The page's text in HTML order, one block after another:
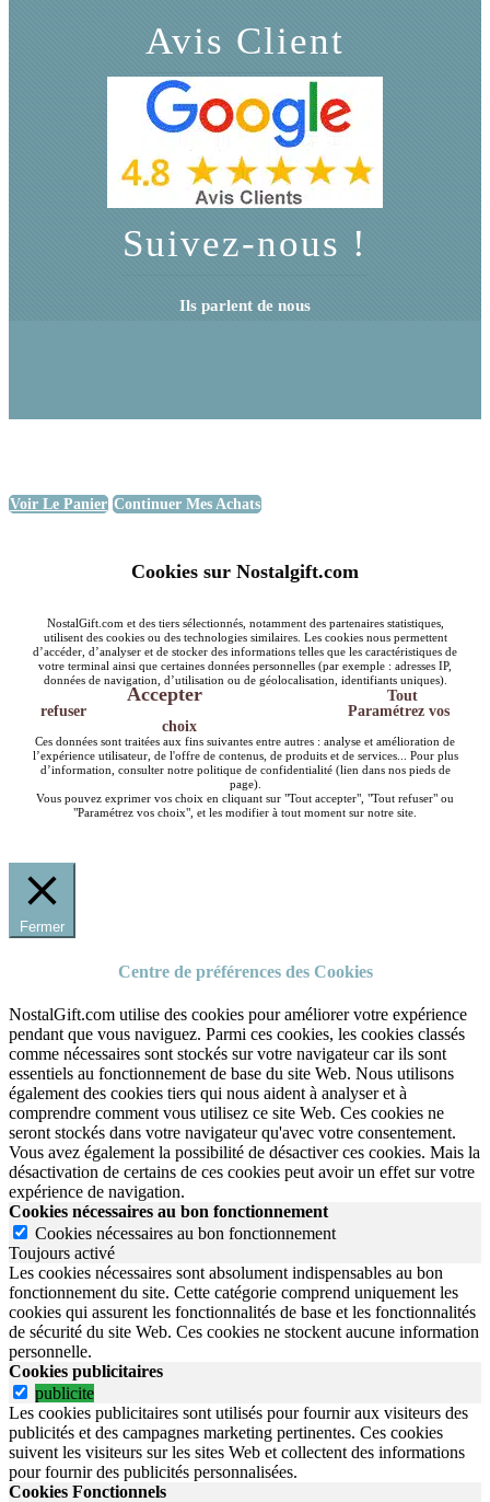
Avis Client
Suivez-nous !
Ils parlent de nous
Voir Le Panier Continuer Mes Achats
Cookies sur Nostalgift.com
NostalGift.com et des tiers sélectionnés, notamment des partenaires statistiques,
utilisent des cookies ou des technologies similaires. Les cookies nous permettent
d’accéder, d’analyser et de stocker des informations telles que les caractéristiques de
votre terminal ainsi que certaines données personnelles (par exemple : adresses IP,
données de navigation, d’utilisation ou de géolocalisation, identifiants uniques).
Accepter
Tout
refuser
Paramétrez vos
choix
Ces données sont traitées aux fins suivantes entre autres : analyse et amélioration de
l’expérience utilisateur, de l'offre de contenus, de produits et de services... Pour plus
d’information, consulter notre politique de confidentialité (lien dans nos pieds de
page).
Vous pouvez exprimer vos choix en cliquant sur "Tout accepter", "Tout refuser" ou
"Paramétrez vos choix", et les modifier à tout moment sur notre site.
Fermer
Centre de préférences des Cookies
NostalGift.com utilise des cookies pour améliorer votre expérience
pendant que vous naviguez. Parmi ces cookies, les cookies classés
comme nécessaires sont stockés sur votre navigateur car ils sont
essentiels au fonctionnement de base du site Web. Nous utilisons
également des cookies tiers qui nous aident à analyser et à
comprendre comment vous utilisez ce site Web. Ces cookies ne
seront stockés dans votre navigateur qu'avec votre consentement.
Vous avez également la possibilité de désactiver ces cookies. Mais la
désactivation de certains de ces cookies peut avoir un effet sur votre
expérience de navigation.
Cookies nécessaires au bon fonctionnement
Cookies nécessaires au bon fonctionnement
Toujours activé
Les cookies nécessaires sont absolument indispensables au bon
fonctionnement du site. Cette catégorie comprend uniquement les
cookies qui assurent les fonctionnalités de base et les fonctionnalités
de sécurité du site Web. Ces cookies ne stockent aucune information
personnelle.
Cookies publicitaires
publicite
Les cookies publicitaires sont utilisés pour fournir aux visiteurs des
publicités et des campagnes marketing pertinentes. Ces cookies
suivent les visiteurs sur les sites Web et collectent des informations
pour fournir des publicités personnalisées.
Cookies Fonctionnels